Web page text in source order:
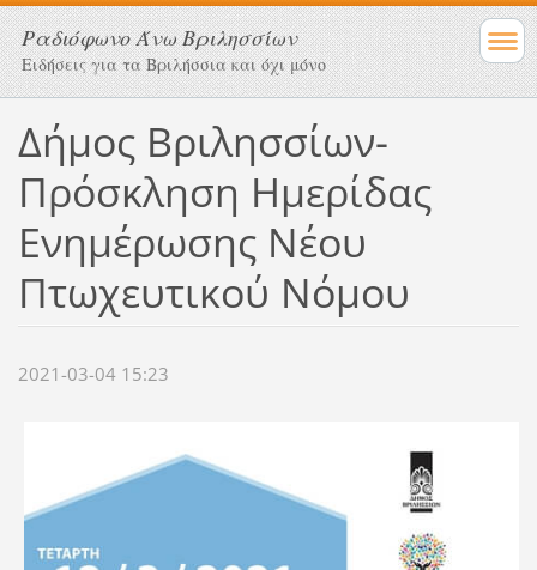
Ραδιόφωνο Άνω Βριλησσίων
Ειδήσεις για τα Βριλήσσια και όχι μόνο
Δήμος Βριλησσίων-
Πρόσκληση Ημερίδας
Ενημέρωσης Νέου
Πτωχευτικού Νόμου
2021-03-04 15:23